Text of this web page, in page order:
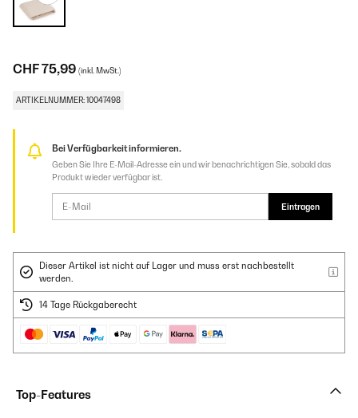
CHF 75,99 (inkl. MwSt.)
ARTIKELNUMMER: 10047498
Bei Verfügbarkeit informieren.
Geben Sie Ihre E-Mail-Adresse ein und wir benachrichtigen Sie, sobald das
Produkt wieder verfügbar ist.
Eintragen
Dieser Artikel ist nicht auf Lager und muss erst nachbestellt
werden.
14 Tage Rückgaberecht
Top-Features